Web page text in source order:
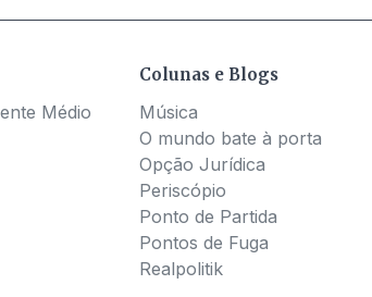
Médio
Colunas e Blogs
Música
O mundo bate à porta
Opção Jurídica
Periscópio
Ponto de Partida
Pontos de Fuga
Realpolitik